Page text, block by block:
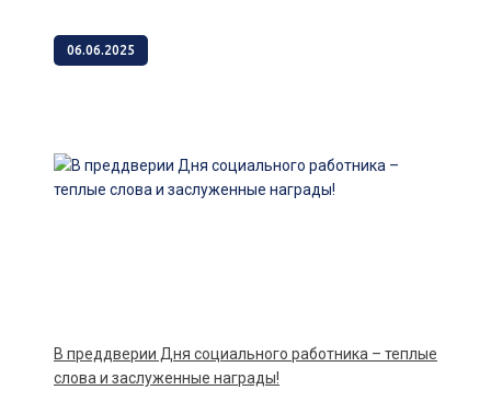
06.06.2025
В преддверии Дня социального работника – теплые
слова и заслуженные награды!